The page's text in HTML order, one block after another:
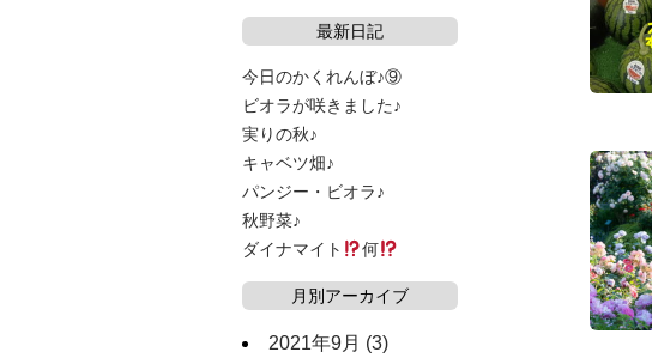
最新日記
今日のかくれんぼ♪⑨
ビオラが咲きました♪
実りの秋♪
キャベツ畑♪
パンジー・ビオラ♪
秋野菜♪
ダイナマイト
何
月別アーカイブ
2021年9月 (3)